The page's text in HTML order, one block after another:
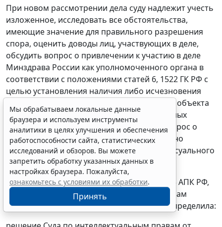
При новом рассмотрении дела суду надлежит учесть
изложенное, исследовать все обстоятельства,
имеющие значение для правильного разрешения
спора, оценить доводы лиц, участвующих в деле,
обсудить вопрос о привлечении к участию в деле
Минздрава России как уполномоченного органа в
соответствии с положениями статей 6, 1522 ГК РФ с
целью установления наличия либо исчезновения
характерных для данного географического объекта
условий, при наличии персонифицированных
обладателей НМПТ "НАРЗАН" обсудить вопрос о
привлечении их к участию в деле, правильно
применив нормы материального и процессуального
права, разрешить спор.
Руководствуясь статьями 176, 291.11-291.15 АПК РФ,
Судебная коллегия по экономическим спорам
Верховного Суда Российской Федерации определила:
Мы обрабатываем локальные данные
браузера и используем инструменты
аналитики в целях улучшения и обеспечения
работоспособности сайта, статистических
исследований и обзоров. Вы можете
запретить обработку указанных данных в
настройках браузера. Пожалуйста,
ознакомьтесь с условиями их обработки.
Принять